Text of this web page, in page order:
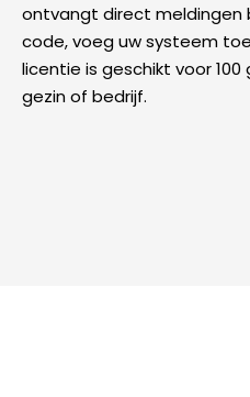
ontvangt direct meldingen
code, voeg uw systeem
licentie is geschikt voor
gezin of bedrijf.